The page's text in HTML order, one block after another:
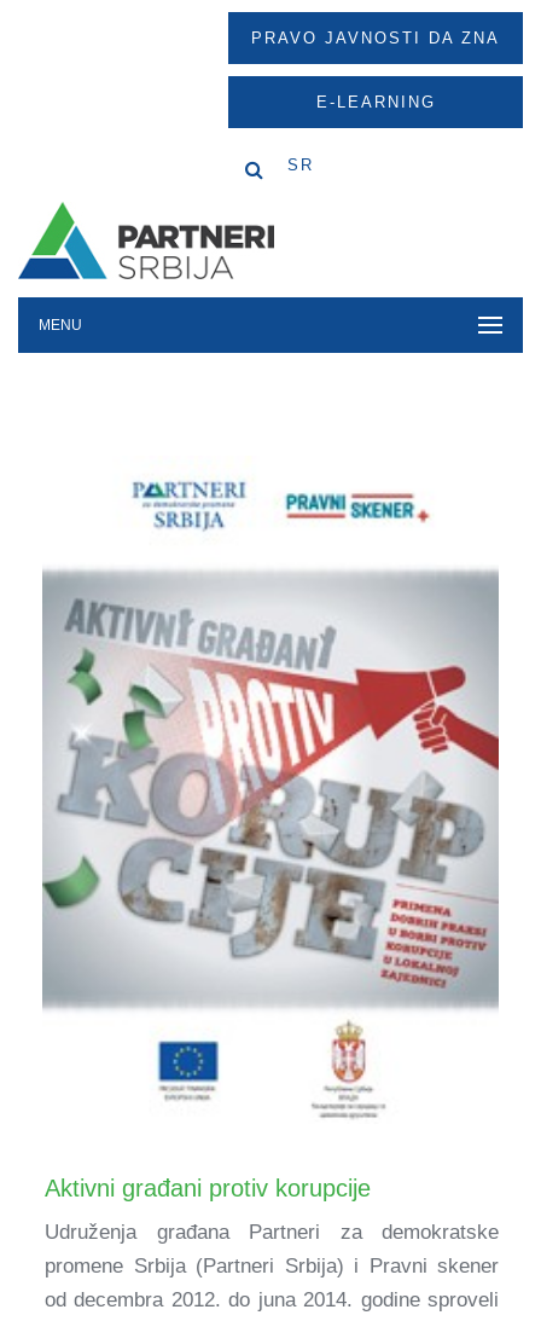
PRAVO JAVNOSTI DA ZNA
E-LEARNING
SR
MENU
Aktivni građani protiv korupcije
Udruženja građana Partneri za demokratske
promene Srbija (Partneri Srbija) i Pravni skener
od decembra 2012. do juna 2014. godine sproveli